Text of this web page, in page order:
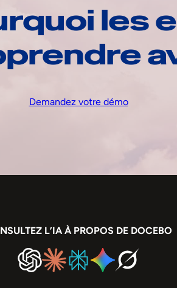
les
Demandez votre démo
L’IA À PROPOS DE DOCEBO